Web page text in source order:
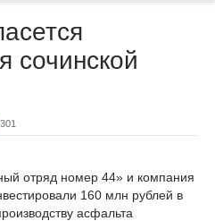
сочинской
отряд номер 44» и компания
160 млн рублей в
асфальта